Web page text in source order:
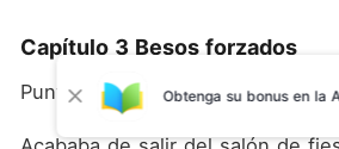
Capítulo 3 Besos forzados
Punto de vista de Selene
Obtenga su bonus en la